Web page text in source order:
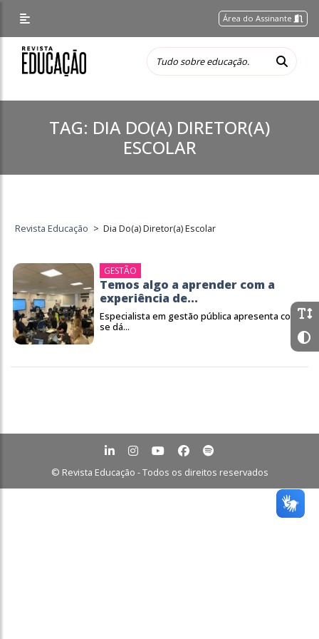
Área do Assinante
TAG: DIA DO(A) DIRETOR(A)
ESCOLAR
Revista Educação > Dia Do(a) Diretor(a) Escolar
GESTÃO
Temos algo a aprender com a
experiência de...
Especialista em gestão pública apresenta como
se dá...
© Revista Educação - Todos os direitos reservados